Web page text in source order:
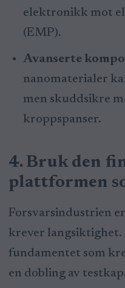
elektronikk mot
(EMP).
Avanserte
nanomaterialer
men skuddsikre
kroppspanser.
4. Bruk den
plattformen
Forsvarsindustrien
krever langsiktighet.
fundamentet som
en dobling av